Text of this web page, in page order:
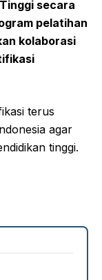
secara
pelatihan
kolaborasi
terus
agar
tinggi.